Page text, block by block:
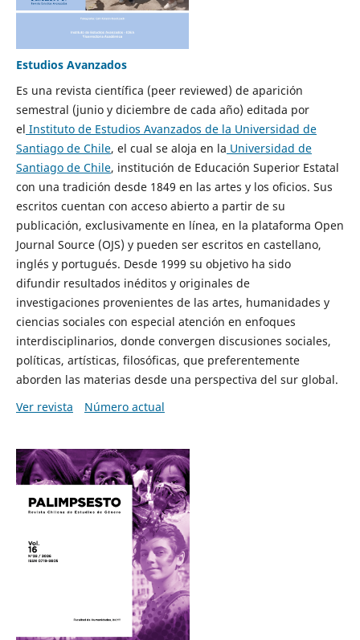
Estudios Avanzados
Es una revista científica (peer reviewed) de aparición
semestral (junio y diciembre de cada año) editada por
el Instituto de Estudios Avanzados de la Universidad de
Santiago de Chile, el cual se aloja en la Universidad de
Santiago de Chile, institución de Educación Superior Estatal
con una tradición desde 1849 en las artes y los oficios. Sus
escritos cuentan con acceso abierto a partir de su
publicación, exclusivamente en línea, en la plataforma Open
Journal Source (OJS) y pueden ser escritos en castellano,
inglés y portugués. Desde 1999 su objetivo ha sido
difundir resultados inéditos y originales de
investigaciones provenientes de las artes, humanidades y
ciencias sociales con especial atención en enfoques
interdisciplinarios, donde convergen discusiones sociales,
políticas, artísticas, filosóficas, que preferentemente
aborden las materias desde una perspectiva del sur global.
Ver revista
Número actual